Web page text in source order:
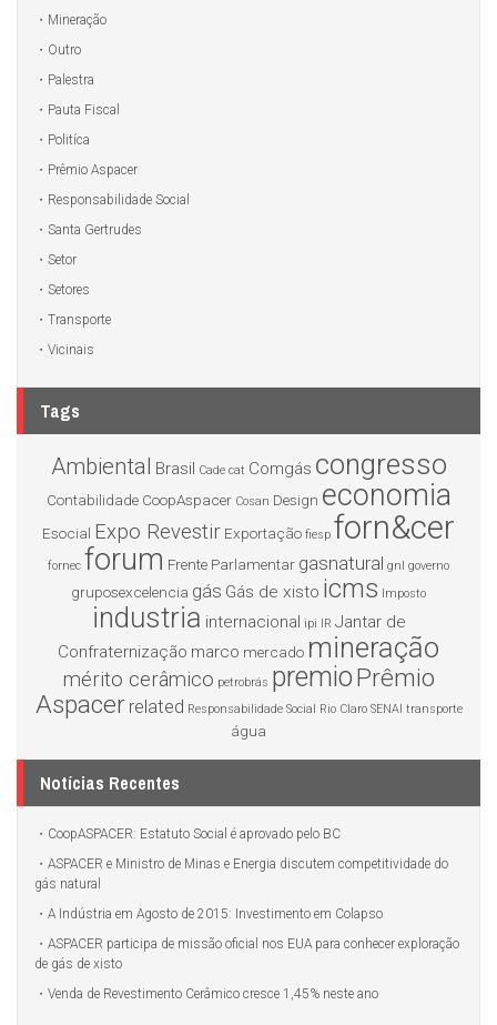
Mineração
Outro
Palestra
Pauta Fiscal
Politíca
Prêmio Aspacer
Responsabilidade Social
Santa Gertrudes
Setor
Setores
Transporte
Vicinais
Tags
Ambiental Brasil Cade cat Comgás congresso
Contabilidade CoopAspacer Cosan Design economia
Esocial Expo Revestir Exportação fiesp forn&cer
fornec forum Frente Parlamentar gasnatural gnl governo
gruposexcelencia gás Gás de xisto icms Imposto
industria internacional ipi IR Jantar de
Confraternização marco mercado mineração
mérito cerâmico petrobrás premioPrêmio
Aspacer related Responsabilidade Social Rio Claro SENAI transporte
água
Notícias Recentes
CoopASPACER: Estatuto Social é aprovado pelo BC
ASPACER e Ministro de Minas e Energia discutem competitividade do
gás natural
A Indústria em Agosto de 2015: Investimento em Colapso
ASPACER participa de missão oficial nos EUA para conhecer exploração
de gás de xisto
Venda de Revestimento Cerâmico cresce 1,45% neste ano